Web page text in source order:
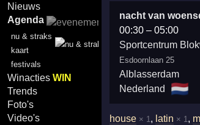
Nieuws
Agenda
nu & straks
kaart
festivals
WinactiesWIN
Trends
Foto's
Video's
nacht van
00:30– 05:00
Sportcentrum
Esdoornlaan 25
Alblasserdam
Nederland
🇳🇱
house × 1 , latin × 1 ,